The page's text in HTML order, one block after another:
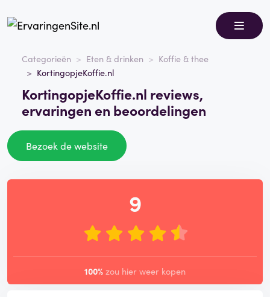
Categorieën Eten & drinken
Koffie & thee
KortingopjeKoffie.nl
KortingopjeKoffie.nl reviews,
ervaringen en beoordelingen
Bezoek de website
9
100% zou hier weer kopen